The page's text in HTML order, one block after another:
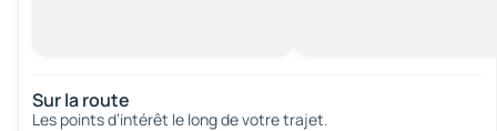
Sur la route
Les points d’intérêt le long de votre trajet.